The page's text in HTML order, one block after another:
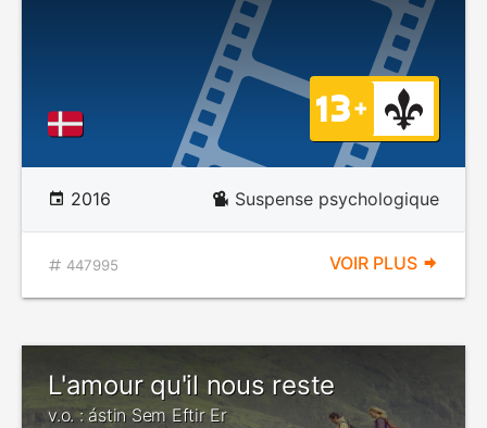
2016 Suspense psychologique
447995 VOIR PLUS
L'amour qu'il nous reste
v.o. : ástin Sem Eftir Er